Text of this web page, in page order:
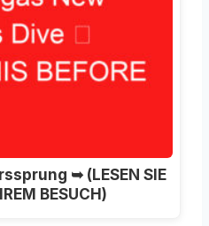
➥ (LESEN SIE
BESUCH)